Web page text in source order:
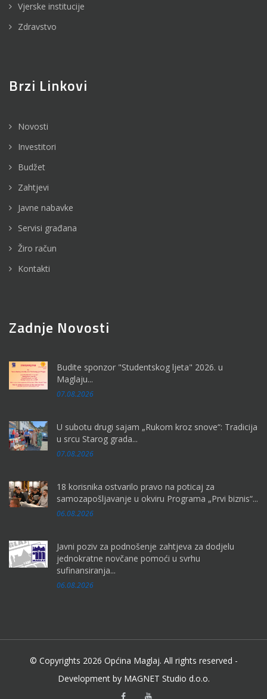
Vjerske institucije
Zdravstvo
Brzi Linkovi
Novosti
Investitori
Budžet
Zahtjevi
Javne nabavke
Servisi građana
Žiro račun
Kontakti
Zadnje Novosti
Budite sponzor "Studentskog ljeta" 2026. u
Maglaju...
07.08.2026
U subotu drugi sajam „Rukom kroz snove“: Tradicija
u srcu Starog grada...
07.08.2026
18 korisnika ostvarilo pravo na poticaj za
samozapošljavanje u okviru Programa „Prvi biznis“...
06.08.2026
Javni poziv za podnošenje zahtjeva za dodjelu
jednokratne novčane pomoći u svrhu
sufinansiranja...
06.08.2026
© Copyrights 2026 Općina Maglaj. All rights reserved -
Development by MAGNET Studio d.o.o.